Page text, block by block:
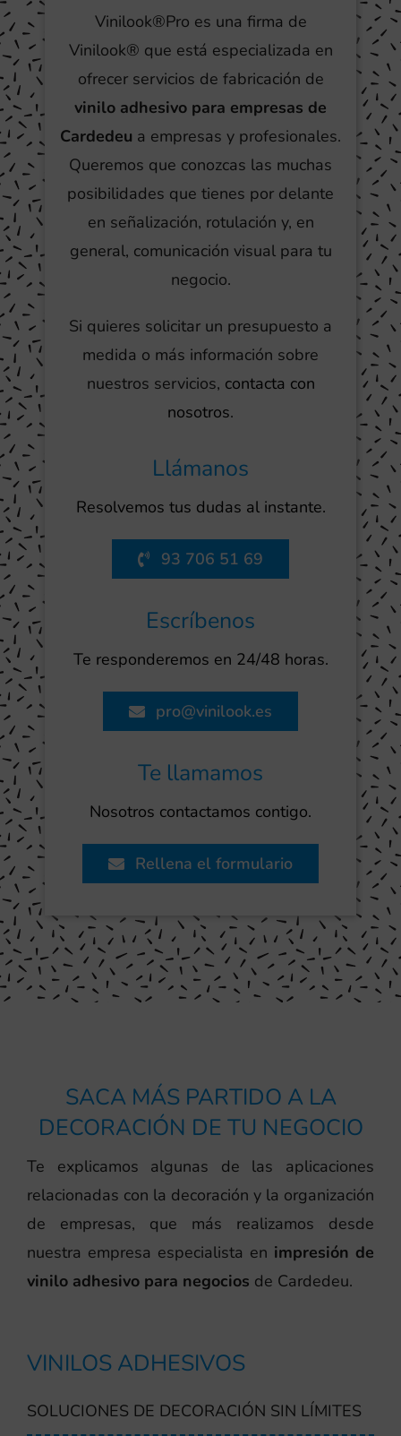
Vinilook®Pro es una firma de
Vinilook® que está especializada en
ofrecer servicios de fabricación de
vinilo adhesivo para empresas de
Cardedeu a empresas y profesionales.
Queremos que conozcas las muchas
posibilidades que tienes por delante
en señalización, rotulación y, en
general, comunicación visual para tu
negocio.
Si quieres solicitar un presupuesto a
medida o más información sobre
nuestros servicios, contacta con
nosotros.
Llámanos
Resolvemos tus dudas al instante.
93 706 51 69
Escríbenos
Te responderemos en 24/48 horas.
pro@vinilook.es
Te llamamos
Nosotros contactamos contigo.
Rellena el formulario
SACA MÁS PARTIDO A LA
DECORACIÓN DE TU NEGOCIO
Te explicamos algunas de las aplicaciones
relacionadas con la decoración y la organización
de empresas, que más realizamos desde
nuestra empresa especialista en impresión de
vinilo adhesivo para negocios de Cardedeu.
VINILOS ADHESIVOS
SOLUCIONES DE DECORACIÓN SIN LÍMITES